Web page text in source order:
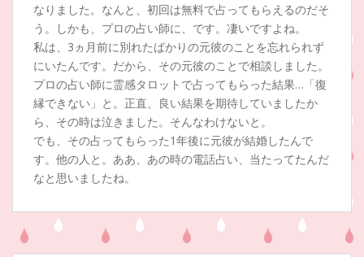
なりました。なんと、初回は無料で占ってもらえるのだそ
う。しかも、プロの占い師に、です。凄いですよね。
私は、3ヵ月前に別れたばかりの元彼のことを忘れられず
にいたんです。だから、その元彼のことで相談しました。
プロの占い師に霊感タロットで占ってもらった結果…「復
縁できない」と。正直、良い結果を期待していましたか
ら、その時は泣きました。そんなわけないと。
でも、その占ってもらった1年後に元彼が結婚したんで
す。他の人と。ああ、あの時の電話占い、当たってたんだ
なと思いましたね。